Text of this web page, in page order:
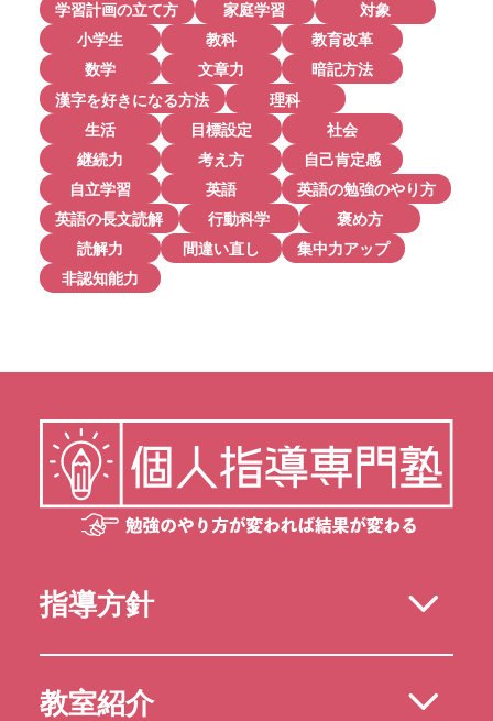
学習計画の立て方
家庭学習
対象
小学生
教科
教育改革
数学
文章力
暗記方法
漢字を好きになる方法
理科
生活
目標設定
社会
継続力
考え方
自己肯定感
自立学習
英語
英語の勉強のやり方
英語の長文読解
行動科学
褒め方
読解力
間違い直し
集中力アップ
非認知能力
指導方針
教室紹介